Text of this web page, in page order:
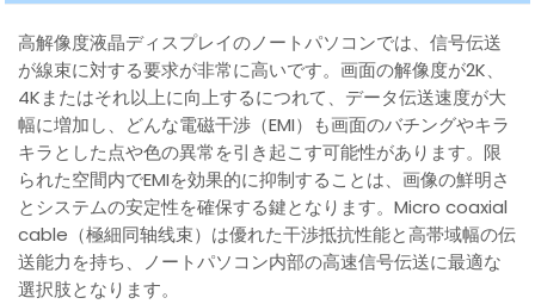
高解像度液晶ディスプレイのノートパソコンでは、信号伝送
が線束に対する要求が非常に高いです。画面の解像度が2K、
4Kまたはそれ以上に向上するにつれて、データ伝送速度が大
幅に増加し、どんな電磁干渉（EMI）も画面のバチングやキラ
キラとした点や色の異常を引き起こす可能性があります。限
られた空間内でEMIを効果的に抑制することは、画像の鮮明さ
とシステムの安定性を確保する鍵となります。Micro coaxial
cable（極細同轴线束）は優れた干渉抵抗性能と高帯域幅の伝
送能力を持ち、ノートパソコン内部の高速信号伝送に最適な
選択肢となります。